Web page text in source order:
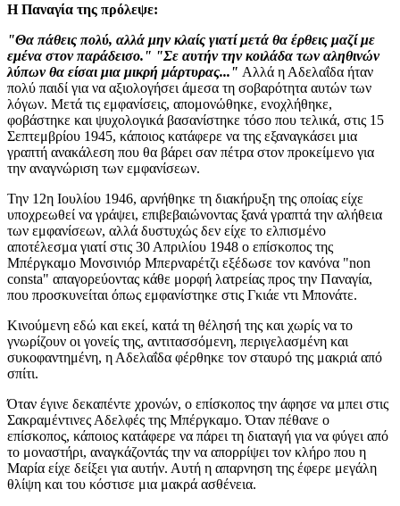
Η Παναγία της πρόλεψε:
"Θα πάθεις πολύ, αλλά μην κλαίς γιατί μετά θα έρθεις μαζί με
εμένα στον παράδεισο." "Σε αυτήν την κοιλάδα των αληθινών
λύπων θα είσαι μια μικρή μάρτυρας..." Αλλά η Αδελαΐδα ήταν
πολύ παιδί για να αξιολογήσει άμεσα τη σοβαρότητα αυτών των
λόγων. Μετά τις εμφανίσεις, απομονώθηκε, ενοχλήθηκε,
φοβάστηκε και ψυχολογικά βασανίστηκε τόσο που τελικά, στις 15
Σεπτεμβρίου 1945, κάποιος κατάφερε να της εξαναγκάσει μια
γραπτή ανακάλεση που θα βάρει σαν πέτρα στον προκείμενο για
την αναγνώριση των εμφανίσεων.
Την 12η Ιουλίου 1946, αρνήθηκε τη διακήρυξη της οποίας είχε
υποχρεωθεί να γράψει, επιβεβαιώνοντας ξανά γραπτά την αλήθεια
των εμφανίσεων, αλλά δυστυχώς δεν είχε το ελπισμένο
αποτέλεσμα γιατί στις 30 Απριλίου 1948 ο επίσκοπος της
Μπέργκαμο Μονσινιόρ Μπερναρέτζι εξέδωσε τον κανόνα "non
consta" απαγορεύοντας κάθε μορφή λατρείας προς την Παναγία,
που προσκυνείται όπως εμφανίστηκε στις Γκιάε ντι Μπονάτε.
Κινούμενη εδώ και εκεί, κατά τη θέλησή της και χωρίς να το
γνωρίζουν οι γονείς της, αντιτασσόμενη, περιγελασμένη και
συκοφαντημένη, η Αδελαΐδα φέρθηκε τον σταυρό της μακριά από
σπίτι.
Όταν έγινε δεκαπέντε χρονών, ο επίσκοπος την άφησε να μπει στις
Σακραμέντινες Αδελφές της Μπέργκαμο. Όταν πέθανε ο
επίσκοπος, κάποιος κατάφερε να πάρει τη διαταγή για να φύγει από
το μοναστήρι, αναγκάζοντάς την να απορρίψει τον κλήρο που η
Μαρία είχε δείξει για αυτήν. Αυτή η απαρνηση της έφερε μεγάλη
θλίψη και του κόστισε μια μακρά ασθένεια.